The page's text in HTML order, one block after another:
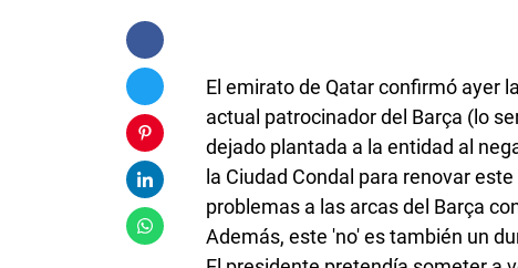
El emirato de Qatar confirmó ayer
actual patrocinador del Barça (lo
dejado plantada a la entidad al
la Ciudad Condal para renovar
problemas a las arcas del Barça
Además, este 'no' es también un